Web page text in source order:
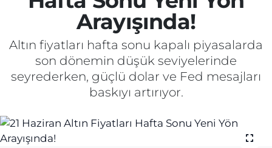
Arayışında!
Altın fiyatları hafta sonu kapalı piyasalarda
son dönemin düşük seviyelerinde
seyrederken, güçlü dolar ve Fed mesajları
baskıyı artırıyor.
EKONOMİ
SAĞLIK
SPOR
Son Dakika Haberleri
Haber Arşivi